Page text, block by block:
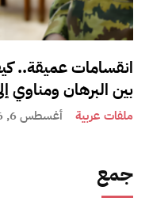
انقسامات عميقة..
بين البرهان ومناوي
ملفات عربية أغسطس 6, 2026
جمع